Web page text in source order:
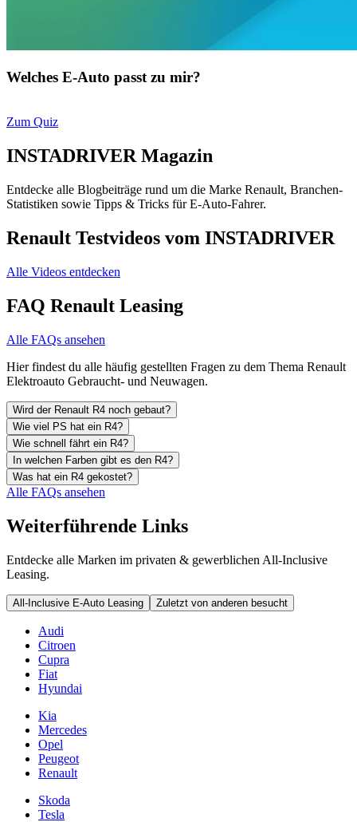
Welches E-Auto passt zu mir?
Zum Quiz
INSTADRIVER Magazin
Entdecke alle Blogbeiträge rund um die Marke Renault, Branchen-
Statistiken sowie Tipps & Tricks für E-Auto-Fahrer.
Renault Testvideos vom INSTADRIVER
Alle Videos entdecken
FAQ Renault Leasing
Alle FAQs ansehen
Hier findest du alle häufig gestellten Fragen zu dem Thema Renault
Elektroauto Gebraucht- und Neuwagen.
Wird der Renault R4 noch gebaut?
Wie viel PS hat ein R4?
Wie schnell fährt ein R4?
In welchen Farben gibt es den R4?
Was hat ein R4 gekostet?
Alle FAQs ansehen
Weiterführende Links
Entdecke alle Marken im privaten & gewerblichen All-Inclusive
Leasing.
All-Inclusive E-Auto Leasing Zuletzt von anderen besucht
Audi
Citroen
Cupra
Fiat
Hyundai
Kia
Mercedes
Opel
Peugeot
Renault
Skoda
Tesla